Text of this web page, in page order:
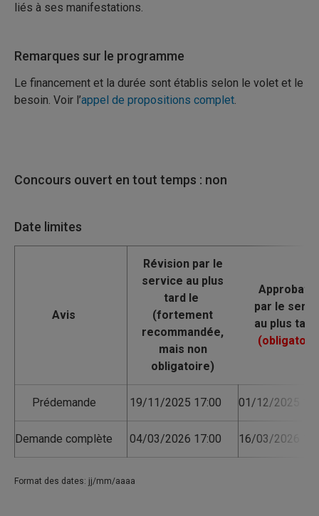
liés à ses manifestations.
Remarques sur le programme
Le financement et la durée sont établis selon le volet et le
besoin. Voir l’appel de propositions complet.
Concours ouvert en tout temps : non
Date limites
Avis
Prédemande 19/11/2025 17:00 01/12/2025
Demande complète 04/03/2026 17:00 16/03/2026
Format des dates: jj/mm/aaaa